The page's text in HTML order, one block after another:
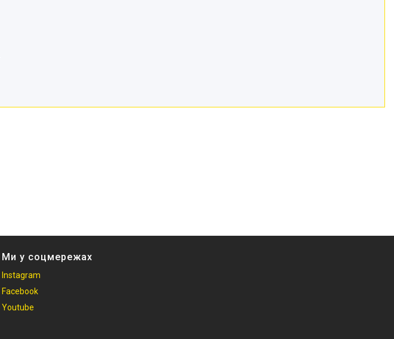
Ми у соцмережах
Instagram
Facebook
Youtube